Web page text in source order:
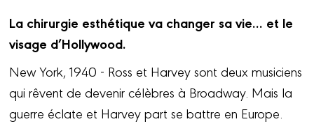
La chirurgie esthétique va changer sa vie… et le
visage d’Hollywood.
New York, 1940 - Ross et Harvey sont deux musiciens
qui rêvent de devenir célèbres à Broadway. Mais la
guerre éclate et Harvey part se battre en Europe.